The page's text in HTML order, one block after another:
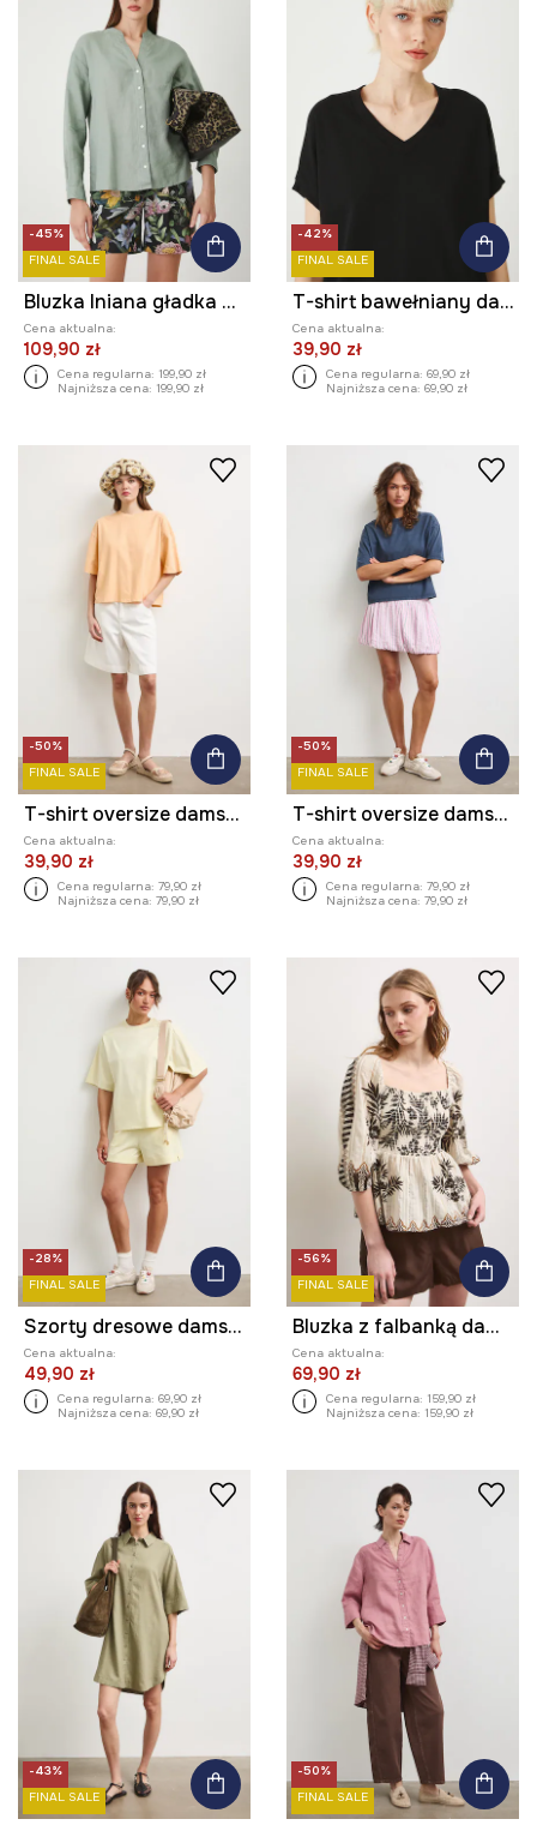
-45%
FINAL SALE
Bluzka lniana gładka kolor zielony
Cena aktualna:
109,90 zł
Cena regularna: 199,90 zł
Najniższa cena: 199,90 zł
-42%
FINAL SALE
T-shirt bawełniany damski gładki interlock kolor czarny
Cena aktualna:
39,90 zł
Cena regularna: 69,90 zł
Najniższa cena: 69,90 zł
-50%
FINAL SALE
T-shirt oversize damski bawełniany z efektem sprania
Cena aktualna:
39,90 zł
Cena regularna: 79,90 zł
Najniższa cena: 79,90 zł
-50%
FINAL SALE
T-shirt oversize damski bawełniany z efektem sprania
Cena aktualna:
39,90 zł
Cena regularna: 79,90 zł
Najniższa cena: 79,90 zł
-28%
FINAL SALE
Szorty dresowe damskie bawełniane regular waist
Cena aktualna:
49,90 zł
Cena regularna: 69,90 zł
Najniższa cena: 69,90 zł
-56%
FINAL SALE
Bluzka z falbanką damska bawełniana
Cena aktualna:
69,90 zł
Cena regularna: 159,90 zł
Najniższa cena: 159,90 zł
-43%
FINAL SALE
-50%
FINAL SALE